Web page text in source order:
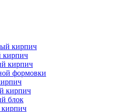
кирпич
кирпич
кирпич
формовки
кирпич
блок